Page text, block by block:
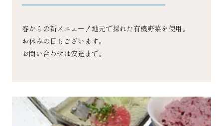
春からの新メニュー！地元で採れた有機野菜を使用。
お休みの日もございます。
お問い合わせは安達まで。